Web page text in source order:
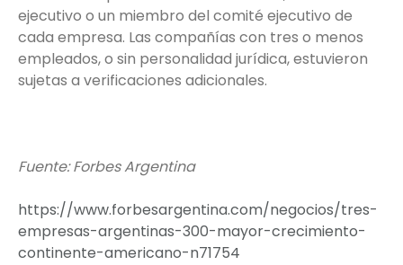
ejecutivo o un miembro del comité ejecutivo de
cada empresa. Las compañías con tres o menos
empleados, o sin personalidad jurídica, estuvieron
sujetas a verificaciones adicionales.
Fuente: Forbes Argentina
https://www.forbesargentina.com/negocios/tres-
empresas-argentinas-300-mayor-crecimiento-
continente-americano-n71754